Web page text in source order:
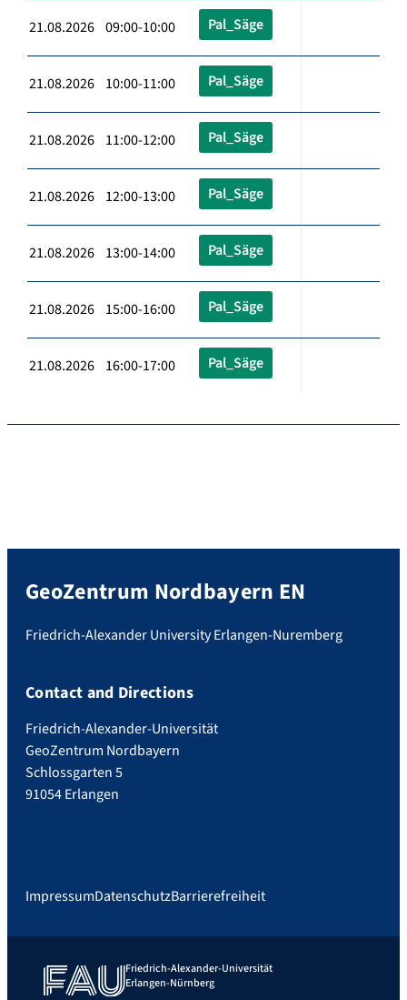
21.08.2026 09:00-10:00 Pal_Säge
21.08.2026 10:00-11:00 Pal_Säge
21.08.2026 11:00-12:00 Pal_Säge
21.08.2026 12:00-13:00 Pal_Säge
21.08.2026 13:00-14:00 Pal_Säge
21.08.2026 15:00-16:00 Pal_Säge
21.08.2026 16:00-17:00 Pal_Säge
GeoZentrum Nordbayern EN
Friedrich-Alexander University Erlangen-Nuremberg
Contact and Directions
Friedrich-Alexander-Universität
GeoZentrum Nordbayern
Schlossgarten 5
91054 Erlangen
ImpressumDatenschutzBarrierefreiheit
Friedrich-Alexander-Universität
Erlangen-Nürnberg